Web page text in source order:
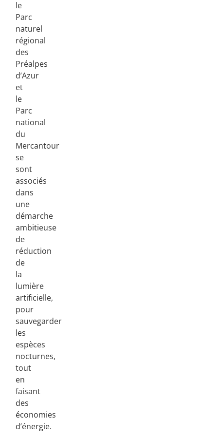
le
Parc
naturel
régional
des
Préalpes
d’Azur
et
le
Parc
national
du
Mercantour
se
sont
associés
dans
une
démarche
ambitieuse
de
réduction
de
la
lumière
artificielle,
pour
sauvegarder
les
espèces
nocturnes,
tout
en
faisant
des
économies
d’énergie.